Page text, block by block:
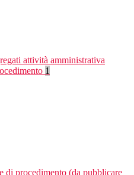
attività amministrativa
1
di procedimento (da pubblicare